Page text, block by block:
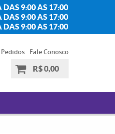
9:00 AS 17:00
9:00 AS 17:00
9:00 AS 17:00
Fale Conosco
R$ 0,00